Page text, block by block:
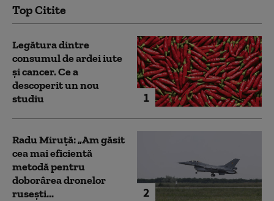
Top Citite
1
Legătura dintre
consumul de ardei iute
și cancer. Ce a
descoperit un nou
studiu
2
Radu Miruță: „Am găsit
cea mai eficientă
metodă pentru
doborârea dronelor
rusești...